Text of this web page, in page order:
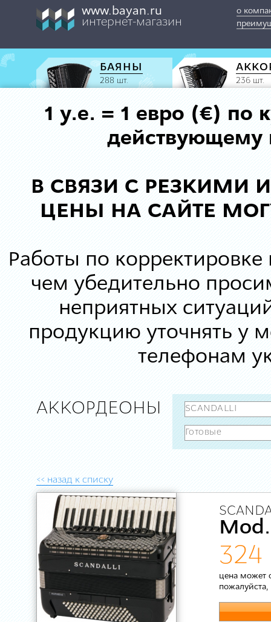
www.bayan.ru
интернет-магазин
о
БАЯНЫ
288 шт. 236 шт.
1 у.е. = 1 евро (€) по
действующему
В СВЯЗИ С РЕЗКИМИ
ЦЕНЫ НА САЙТЕ
Работы по корректировке
чем убедительно
неприятных
продукцию уточнять у
телефонам
АККОРДЕОНЫ
<< назад к списку
324
цена может
пожалуйста,